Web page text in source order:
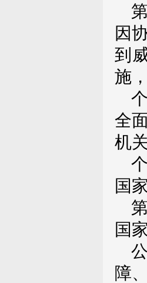
因
到
施
全
机
国
国
障